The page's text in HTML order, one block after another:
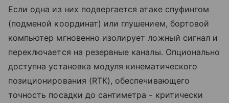
Если одна из них подвергается атаке спуфингом
(подменой координат) или глушением, бортовой
компьютер мгновенно изолирует ложный сигнал и
переключается на резервные каналы. Опционально
доступна установка модуля кинематического
позиционирования (RTK), обеспечивающего
точность посадки до сантиметра - критически